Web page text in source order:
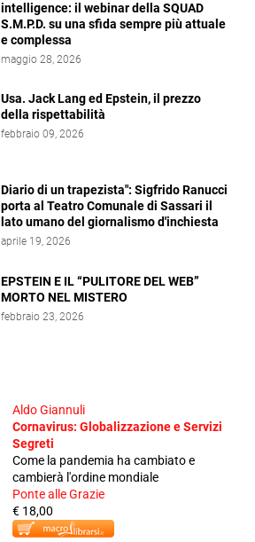
intelligence: il webinar della SQUAD
S.M.P.D. su una sfida sempre più attuale
e complessa
maggio 28, 2026
Usa. Jack Lang ed Epstein, il prezzo
della rispettabilità
febbraio 09, 2026
Diario di un trapezista": Sigfrido Ranucci
porta al Teatro Comunale di Sassari il
lato umano del giornalismo d'inchiesta
aprile 19, 2026
EPSTEIN E IL “PULITORE DEL WEB”
MORTO NEL MISTERO
febbraio 23, 2026
Aldo Giannuli
Cornavirus: Globalizzazione e Servizi
Segreti
Come la pandemia ha cambiato e
cambierà l'ordine mondiale
Ponte alle Grazie
€ 18,00